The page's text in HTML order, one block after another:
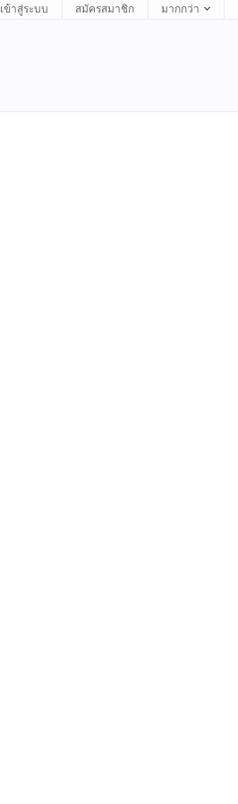
เข้าสู่ระบบ สมัครสมาชิก มากกว่า